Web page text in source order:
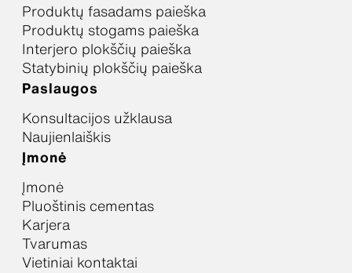
Produktų fasadams paieška
Produktų stogams paieška
Interjero plokščių paieška
Statybinių plokščių paieška
Paslaugos
Konsultacijos užklausa
Naujienlaiškis
Įmonė
Įmonė
Pluoštinis cementas
Karjera
Tvarumas
Vietiniai kontaktai